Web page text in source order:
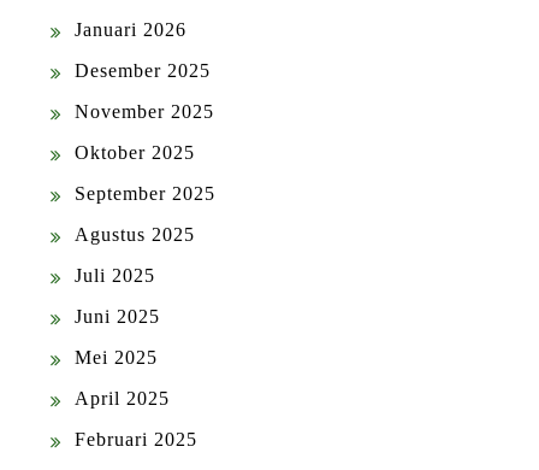
Januari 2026
Desember 2025
November 2025
Oktober 2025
September 2025
Agustus 2025
Juli 2025
Juni 2025
Mei 2025
April 2025
Februari 2025